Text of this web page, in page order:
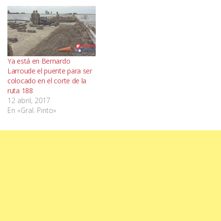
Ya está en Bernardo
Larroude el puente para ser
colocado en el corte de la
ruta 188
12 abril, 2017
En «Gral. Pinto»